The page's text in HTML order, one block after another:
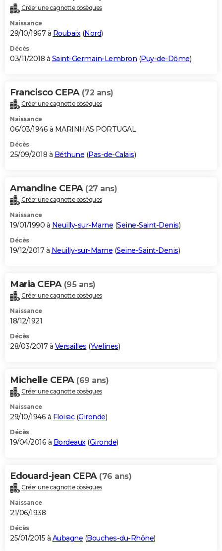
Créer une cagnotte obsèques
Naissance
29/10/1967 à Roubaix(Nord)
Décès
03/11/2018 à Saint-Germain-Lembron (Puy-de-Dôme)
Francisco CEPA (72 ans)
Créer une cagnotte obsèques
Naissance
06/03/1946 à MARINHAS PORTUGAL
Décès
25/09/2018 à Béthune (Pas-de-Calais)
Amandine CEPA (27 ans)
Créer une cagnotte obsèques
Naissance
19/01/1990 à Neuilly-sur-Marne (Seine-Saint-Denis)
Décès
19/12/2017 à Neuilly-sur-Marne (Seine-Saint-Denis)
Maria CEPA (95 ans)
Créer une cagnotte obsèques
Naissance
18/12/1921
Décès
28/03/2017 à Versailles (Yvelines)
Michelle CEPA (69 ans)
Créer une cagnotte obsèques
Naissance
29/10/1946 à Floirac(Gironde)
Décès
19/04/2016 à Bordeaux(Gironde)
Edouard-jean CEPA (76 ans)
Créer une cagnotte obsèques
Naissance
21/06/1938
Décès
25/01/2015 à Aubagne (Bouches-du-Rhône)